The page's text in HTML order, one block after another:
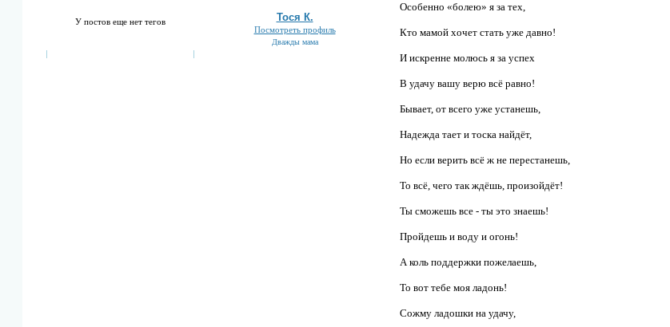
У постов еще нет тегов Тоcя К.
Посмотреть профиль
Дважды мама
Особенно «болею» я за тех,
Кто мамой хочет стать уже давно!
И искренне молюсь я за успех
В удачу вашу верю всё равно!
Бывает, от всего уже устанешь,
Надежда тает и тоска найдёт,
Но если верить всё ж не перестанешь,
То всё, чего так ждёшь, произойдёт!
Ты сможешь все - ты это знаешь!
Пройдешь и воду и огонь!
А коль поддержки пожелаешь,
То вот тебе моя ладонь!
Сожму ладошки на удачу,